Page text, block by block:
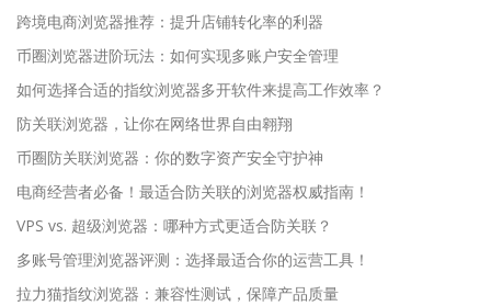
跨境电商浏览器推荐：提升店铺转化率的利器
币圈浏览器进阶玩法：如何实现多账户安全管理
如何选择合适的指纹浏览器多开软件来提高工作效率？
防关联浏览器，让你在网络世界自由翱翔
币圈防关联浏览器：你的数字资产安全守护神
电商经营者必备！最适合防关联的浏览器权威指南！
VPS vs. 超级浏览器：哪种方式更适合防关联？
多账号管理浏览器评测：选择最适合你的运营工具！
拉力猫指纹浏览器：兼容性测试，保障产品质量